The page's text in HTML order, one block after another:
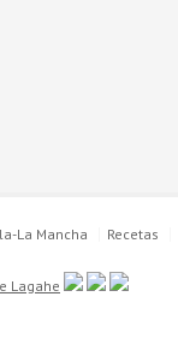
La Mancha Recetas
Lagahe